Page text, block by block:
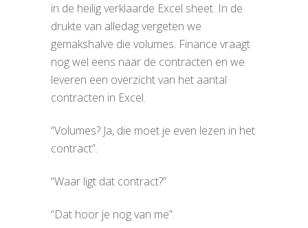
in de heilig verklaarde Excel sheet. In de
drukte van alledag vergeten we
gemakshalve die volumes. Finance vraagt
nog wel eens naar de contracten en we
leveren een overzicht van het aantal
contracten in Excel.
“Volumes? Ja, die moet je even lezen in het
contract”.
“Waar ligt dat contract?”
“Dat hoor je nog van me”.